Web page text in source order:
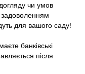
чи умов
задоволенням
для вашого саду!
банківські
після